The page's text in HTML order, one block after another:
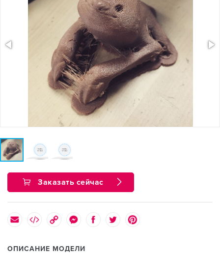
Заказать сейчас
ОПИСАНИЕ МОДЕЛИ